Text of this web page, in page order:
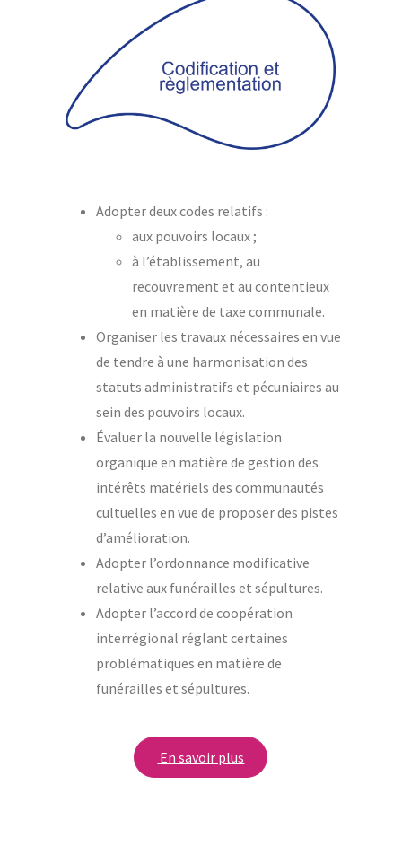
Adopter deux codes relatifs :
aux pouvoirs locaux ;
à l’établissement, au
recouvrement et au contentieux
en matière de taxe communale.
Organiser les travaux nécessaires en vue
de tendre à une harmonisation des
statuts administratifs et pécuniaires au
sein des pouvoirs locaux.
Évaluer la nouvelle législation
organique en matière de gestion des
intérêts matériels des communautés
cultuelles en vue de proposer des pistes
d’amélioration.
Adopter l’ordonnance modificative
relative aux funérailles et sépultures.
Adopter l’accord de coopération
interrégional réglant certaines
problématiques en matière de
funérailles et sépultures.
En savoir plus